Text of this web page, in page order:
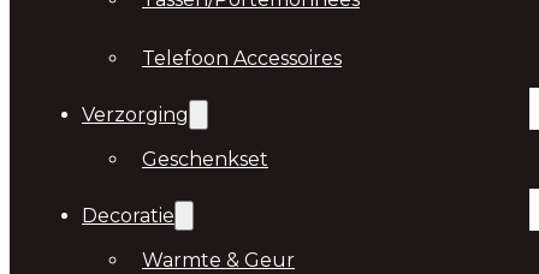
Telefoon Accessoires
Verzorging
Geschenkset
Decoratie
Warmte & Geur